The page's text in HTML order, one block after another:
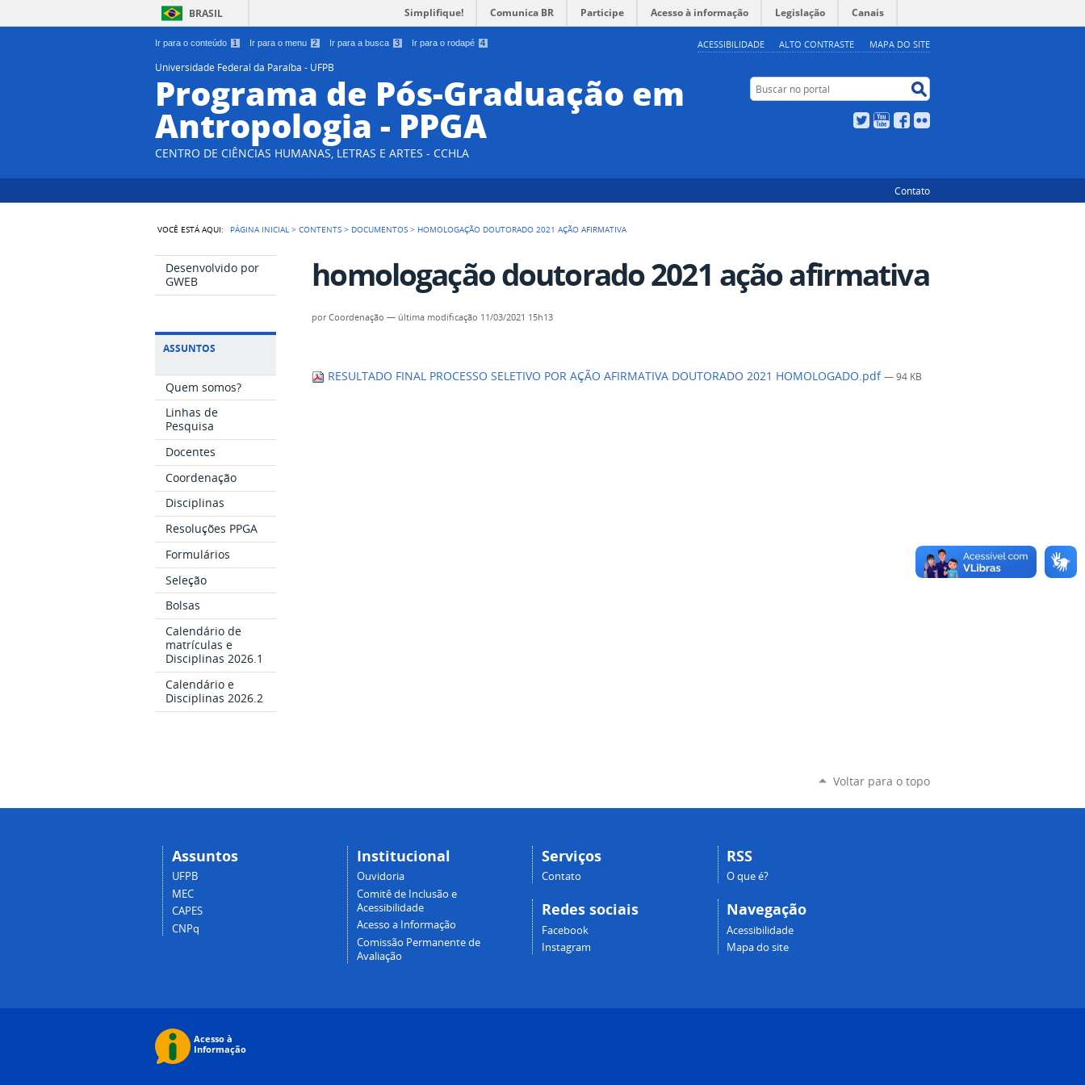
Ir para o conteúdo 1 Ir para o menu 2 Ir para a busca 3 Ir para o rodapé 4 ACESSIBILIDADE ALTO CONTRASTE MAPA DO SITE
BRASIL Simplifique! Comunica BR Participe Acesso à informação Legislação Canais
Universidade Federal da Paraíba - UFPB
Programa de Pós-Graduação em
Antropologia - PPGA
CENTRO DE CIÊNCIAS HUMANAS, LETRAS E ARTES - CCHLA
Buscar no portal
TwitterYouTubeFacebook
Contato
VOCÊ ESTÁ AQUI: PÁGINA INICIAL >CONTENTS > DOCUMENTOS > HOMOLOGAÇÃO DOUTORADO 2021 AÇÃO AFIRMATIVA
Desenvolvido por
GWEB
ASSUNTOS
Quem somos?
Linhas de
Pesquisa
Docentes
Coordenação
Disciplinas
Resoluções PPGA
Formulários
Seleção
Bolsas
Calendário de
matrículas e
Disciplinas 2026.1
Calendário e
Disciplinas 2026.2
homologação doutorado 2021 ação afirmativa
porCoordenação — última modificação 11/03/2021 15h13
RESULTADO FINAL PROCESSO SELETIVO POR AÇÃO AFIRMATIVA DOUTORADO 2021 HOMOLOGADO.pdf— 94 KB
Voltar para o topo
Assuntos
UFPB
MEC
CAPES
CNPq
Institucional
Ouvidoria
Comitê de Inclusão e
Acessibilidade
Acesso a Informação
Comissão Permanente de
Avaliação
Serviços
Contato
Redes sociais
Facebook
Instagram
RSS
O que é?
Navegação
Acessibilidade
Mapa do site